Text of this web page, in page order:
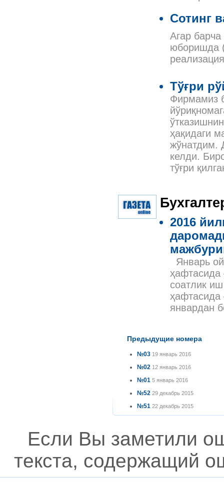
Сотинг
Агар
юборишда
Тўғри
Фирмамиз
ҳақидаги
жўнатдим.
келди.
тўғри
2016
Январь
ҳафтасида
соатлик
январдан
Предыдущие номера
№03 19 январь 2016
№02 12 январь 2016
№01 5 январь 2016
№52 29 декабрь 2015
№51 22 декабрь 2015
Если Вы заметили
текста, содержащий